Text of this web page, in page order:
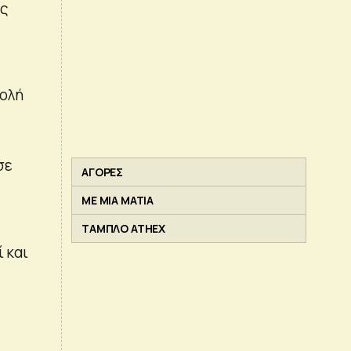
και
ΑΓΟΡΕΣ
ΜΕ ΜΙΑ ΜΑΤΙΑ
ΤΑΜΠΛΟ ATHEX